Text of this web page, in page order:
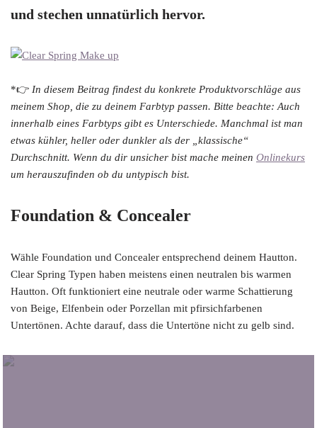
und stechen unnatürlich hervor.
*👉 In diesem Beitrag findest du konkrete Produktvorschläge aus
meinem Shop, die zu deinem Farbtyp passen. Bitte beachte: Auch
innerhalb eines Farbtyps gibt es Unterschiede. Manchmal ist man
etwas kühler, heller oder dunkler als der „klassische“
Durchschnitt. Wenn du dir unsicher bist mache meinen Onlinekurs
um herauszufinden ob du untypisch bist.
Foundation & Concealer
Wähle Foundation und Concealer entsprechend deinem Hautton.
Clear Spring Typen haben meistens einen neutralen bis warmen
Hautton. Oft funktioniert eine neutrale oder warme Schattierung
von Beige, Elfenbein oder Porzellan mit pfirsichfarbenen
Untertönen. Achte darauf, dass die Untertöne nicht zu gelb sind.